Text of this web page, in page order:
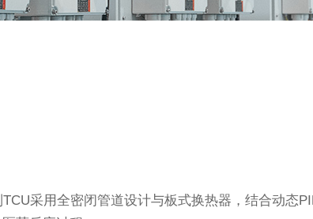
采用全密闭管道设计与板式换热器，结合动